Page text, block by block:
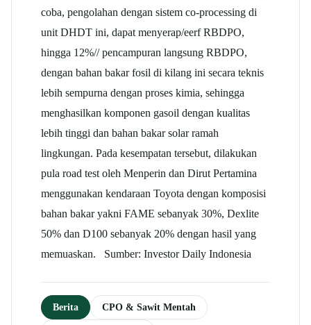
coba, pengolahan dengan sistem co-processing di
unit DHDT ini, dapat menyerap/eerf RBDPO,
hingga 12%// pencampuran langsung RBDPO,
dengan bahan bakar fosil di kilang ini secara teknis
lebih sempurna dengan proses kimia, sehingga
menghasilkan komponen gasoil dengan kualitas
lebih tinggi dan bahan bakar solar ramah
lingkungan. Pada kesempatan tersebut, dilakukan
pula road test oleh Menperin dan Dirut Pertamina
menggunakan kendaraan Toyota dengan komposisi
bahan bakar yakni FAME sebanyak 30%, Dexlite
50% dan D100 sebanyak 20% dengan hasil yang
memuaskan. Sumber: Investor Daily Indonesia
Berita CPO & Sawit Mentah